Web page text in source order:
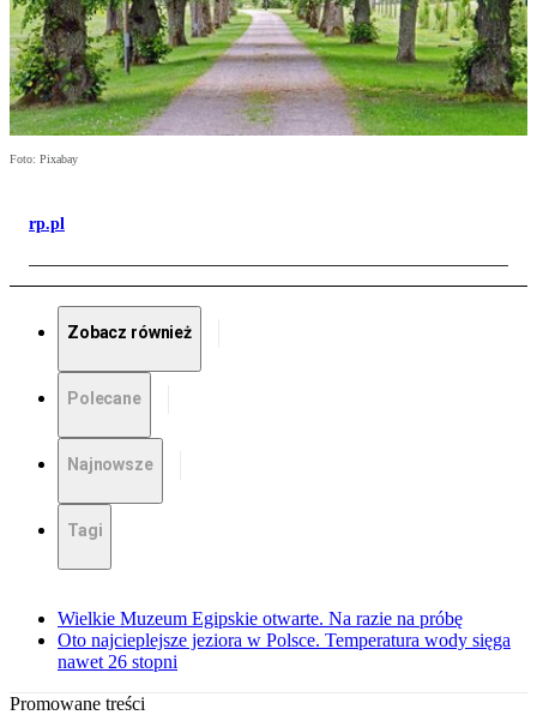
Foto: Pixabay
rp.pl
Zobacz również
Polecane
Najnowsze
Tagi
Wielkie Muzeum Egipskie otwarte. Na razie na próbę
Oto najcieplejsze jeziora w Polsce. Temperatura wody sięga
nawet 26 stopni
Promowane treści